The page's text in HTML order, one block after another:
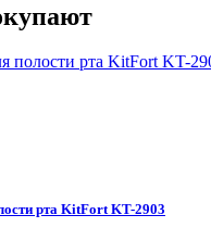
рта KitFort KT-2903